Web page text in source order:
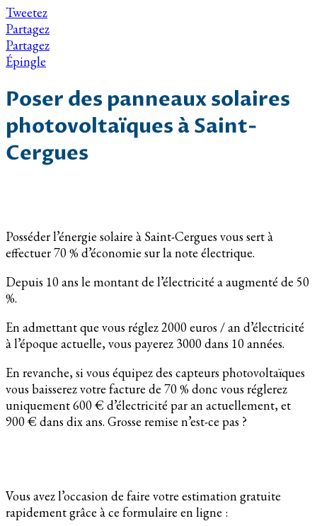
Tweetez
Partagez
Partagez
Épingle
Poser des panneaux solaires
photovoltaïques à Saint-
Cergues
Posséder l’énergie solaire à Saint-Cergues vous sert à
effectuer 70 % d’économie sur la note électrique.
Depuis 10 ans le montant de l’électricité a augmenté de 50
%.
En admettant que vous réglez 2000 euros / an d’électricité
à l’époque actuelle, vous payerez 3000 dans 10 années.
En revanche, si vous équipez des capteurs photovoltaïques
vous baisserez votre facture de 70 % donc vous réglerez
uniquement 600 € d’électricité par an actuellement, et
900 € dans dix ans. Grosse remise n’est-ce pas ?
Vous avez l’occasion de faire votre estimation gratuite
rapidement grâce à ce formulaire en ligne :